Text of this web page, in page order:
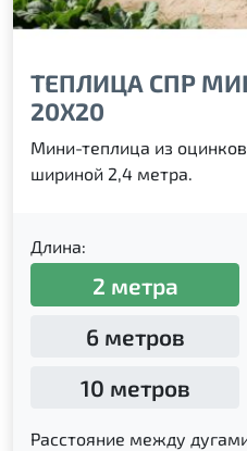
ТЕПЛИЦА СПР
20Х20
Мини-теплица из
шириной 2,4 метра.
Длина:
2 метра
6 метров
10 метров
Расстояние между